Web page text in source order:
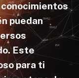
conocimientos
puedan
Este
para ti